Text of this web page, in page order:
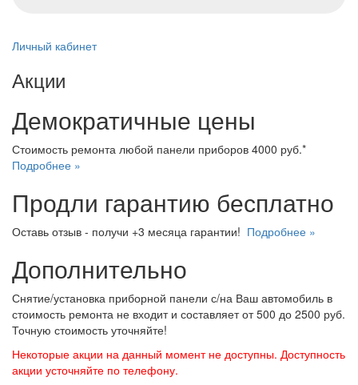
Личный кабинет
Акции
Демократичные цены
Стоимость ремонта любой панели приборов 4000 руб.*
Подробнее »
Продли гарантию бесплатно
Оставь отзыв - получи +3 месяца гарантии! Подробнее »
Дополнительно
Снятие/установка приборной панели с/на Ваш автомобиль в
стоимость ремонта не входит и составляет от 500 до 2500 руб.
Точную стоимость уточняйте!
Некоторые акции на данный момент не доступны. Доступность
акции усточняйте по телефону.